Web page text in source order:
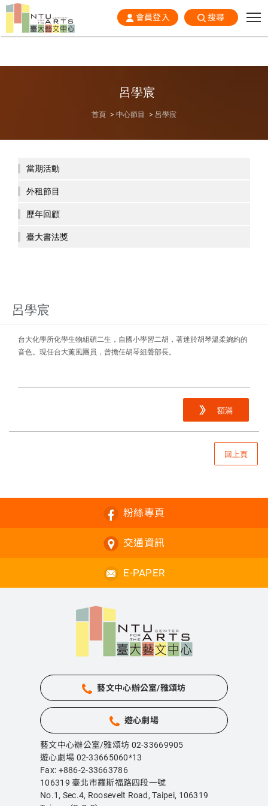
會員登入 搜尋
呂學宸
首頁 中心節目 呂學宸
當期活動
外租節目
歷年回顧
臺大書法獎
呂學宸
台大化學所化學生物組碩二生，自國小學習二胡，著迷於胡琴溫柔婉約的
音色。現任台大薰風團員，曾擔任胡琴組聲部長。
額滿
回上頁
粉絲專頁
交通資訊
E-PAPER
藝文中心辦公室/雅頌坊
遊心劇場
藝文中心辦公室/雅頌坊 02-33669905
遊心劇場 02-33665060*13
Fax: +886-2-33663786
106319 臺北市羅斯福路四段一號
No.1, Sec.4, Roosevelt Road, Taipei, 106319